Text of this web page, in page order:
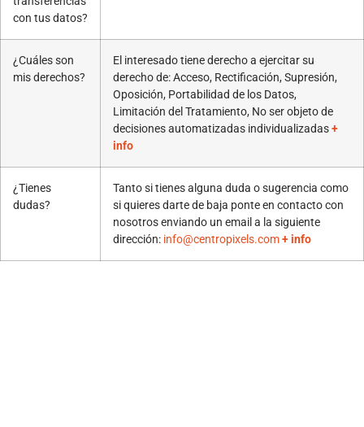
con tus datos?
¿Cuáles son
mis derechos?
El interesado tiene derecho a ejercitar su
derecho de: Acceso, Rectificación, Supresión,
Oposición, Portabilidad de los Datos,
Limitación del Tratamiento, No ser objeto de
decisiones automatizadas individualizadas+
info
¿Tienes
dudas?
Tanto si tienes alguna duda o sugerencia como
si quieres darte de baja ponte en contacto con
nosotros enviando un email a la siguiente
dirección: info@centropixels.com+ info